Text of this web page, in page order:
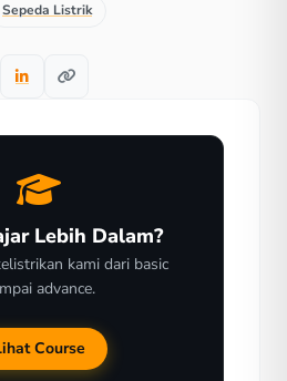
Sepeda Listrik
Lebih Dalam?
kami dari basic
advance.
Course